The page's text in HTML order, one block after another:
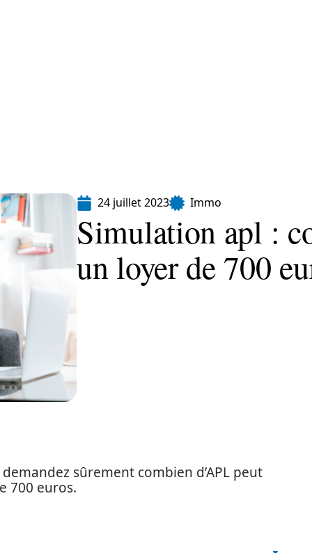
24 juillet 2023 Immo
Simulation apl :
un loyer de 700
sûrement combien d’APL peut
700 euros.